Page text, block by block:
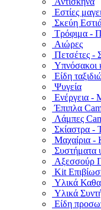
Εστίες
Σκεύη
Τρόφιμα -
Αιώρες
Πετσέτες -
Υπνόσακοι
Είδη
Ψυγεία
Ενέργεια -
Έπιπλα
Λάμπες
Σκίαστρα -
Μαχαίρια -
Συστήματα
Αξεσσούρ
Kit
Υλικά
Υλικά
Είδη